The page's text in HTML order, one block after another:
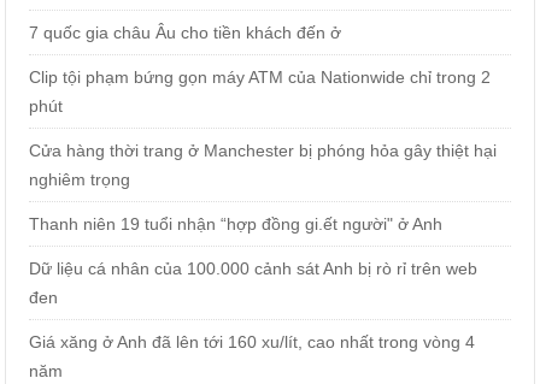
7 quốc gia châu Âu cho tiền khách đến ở
Clip tội phạm bứng gọn máy ATM của Nationwide chỉ trong 2
phút
Cửa hàng thời trang ở Manchester bị phóng hỏa gây thiệt hại
nghiêm trọng
Thanh niên 19 tuổi nhận “hợp đồng gi.ết người" ở Anh
Dữ liệu cá nhân của 100.000 cảnh sát Anh bị rò rỉ trên web
đen
Giá xăng ở Anh đã lên tới 160 xu/lít, cao nhất trong vòng 4
năm